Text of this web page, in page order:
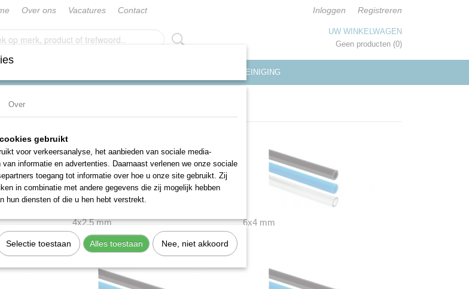
Over ons Vacatures Contact Inloggen Registreren
UW WINKELWAGEN
Geen producten (0)
REINIGING
4x2,5 mm 6x4 mm
Over
gebruikt
voor verkeersanalyse, het aanbieden van sociale media-
informatie en advertenties. Daarnaast verlenen we onze sociale
toegang tot informatie over hoe u onze site gebruikt. Zij
in combinatie met andere gegevens die zij mogelijk hebben
hun diensten of die u hen hebt verstrekt.
Selectie toestaan Alles toestaan Nee, niet akkoord